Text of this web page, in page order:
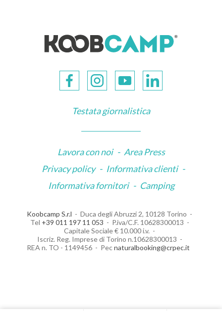
Testata giornalistica
Lavora con noi - Area Press
Privacy policy - Informativa clienti -
Informativa fornitori - Camping
Koobcamp S.r.l
Duca degli Abruzzi 2, 10128 Torino
Tel +39 011 197 11 053
P.iva/C.F. 10628300013
Capitale Sociale € 10.000 i.v.
Iscriz. Reg. Imprese di Torino n.10628300013
REA n. TO - 1149456
Pecnaturalbooking@crpec.it